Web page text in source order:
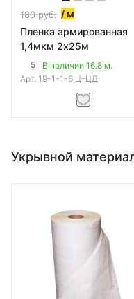
180руб. / м
Пленка армированная
1,4мкм 2х25м
5
В наличии 16.8 м.
Арт. 19-1-1-6 Ц-ЦД
Укрывной